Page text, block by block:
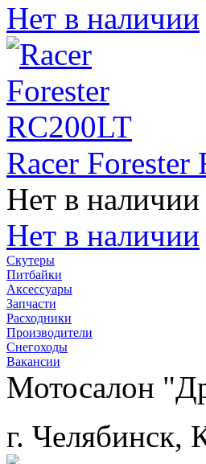
Нет в наличии
Racer Forester
Нет в наличии
Нет в наличии
Скутеры
Питбайки
Аксессуары
Запчасти
Расходники
Производители
Снегоходы
Вакансии
Мотосалон
г. Челябинск,